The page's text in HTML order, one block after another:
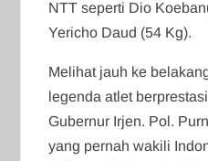
NTT seperti Dio
Yericho Daud (54 Kg).
Melihat jauh ke
legenda atlet
Gubernur Irjen. Pol.
yang pernah wakili